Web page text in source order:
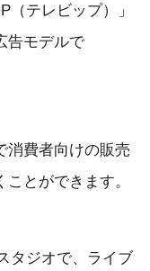
（テレビップ）」
告モデルで
消費者向けの販売
とができます。
タジオで、ライブ